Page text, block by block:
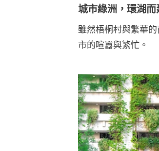
城市綠洲，環湖而
雖然梧桐村與繁華
市的喧囂與繁忙。